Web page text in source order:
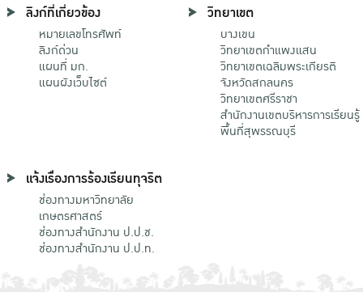
ลิงก์ที่เกี่ยวข้อง
หมายเลขโทรศัพท์
ลิงก์ด่วน
แผนที่ มก.
แผนผังเว็บไซต์
วิทยาเขต
บางเขน
วิทยาเขตกําแพงแสน
วิทยาเขตเฉลิมพระเกียรติ
จังหวัดสกลนคร
วิทยาเขตศรีราชา
สำนักงานเขตบริหารการเรียนรู้
พื้นที่สุพรรณบุรี
แจ้งเรื่องการร้องเรียนทุจริต
ช่องทางมหาวิทยาลัย
เกษตรศาสตร์
ช่องทางสำนักงาน ป.ป.ช.
ช่องทางสำนักงาน ป.ป.ท.